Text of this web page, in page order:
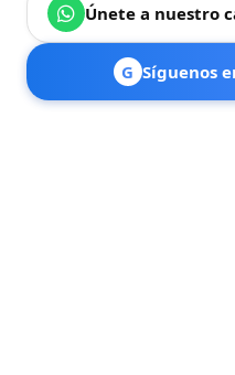
Únete a nuestro
G Síguenos